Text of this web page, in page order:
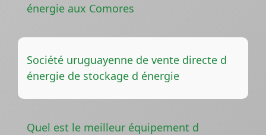
énergie aux Comores
Société uruguayenne de vente directe d
énergie de stockage d énergie
Quel est le meilleur équipement d